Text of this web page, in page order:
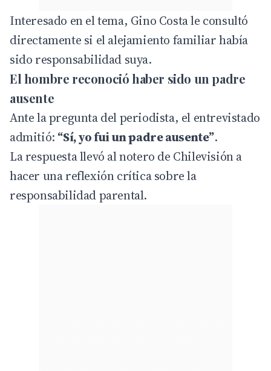
Interesado en el tema, Gino Costa le consultó
directamente si el alejamiento familiar había
sido responsabilidad suya.
El hombre reconoció haber sido un padre
ausente
Ante la pregunta del periodista, el entrevistado
admitió: “Sí, yo fui un padre ausente”.
La respuesta llevó al notero de Chilevisión a
hacer una reflexión crítica sobre la
responsabilidad parental.